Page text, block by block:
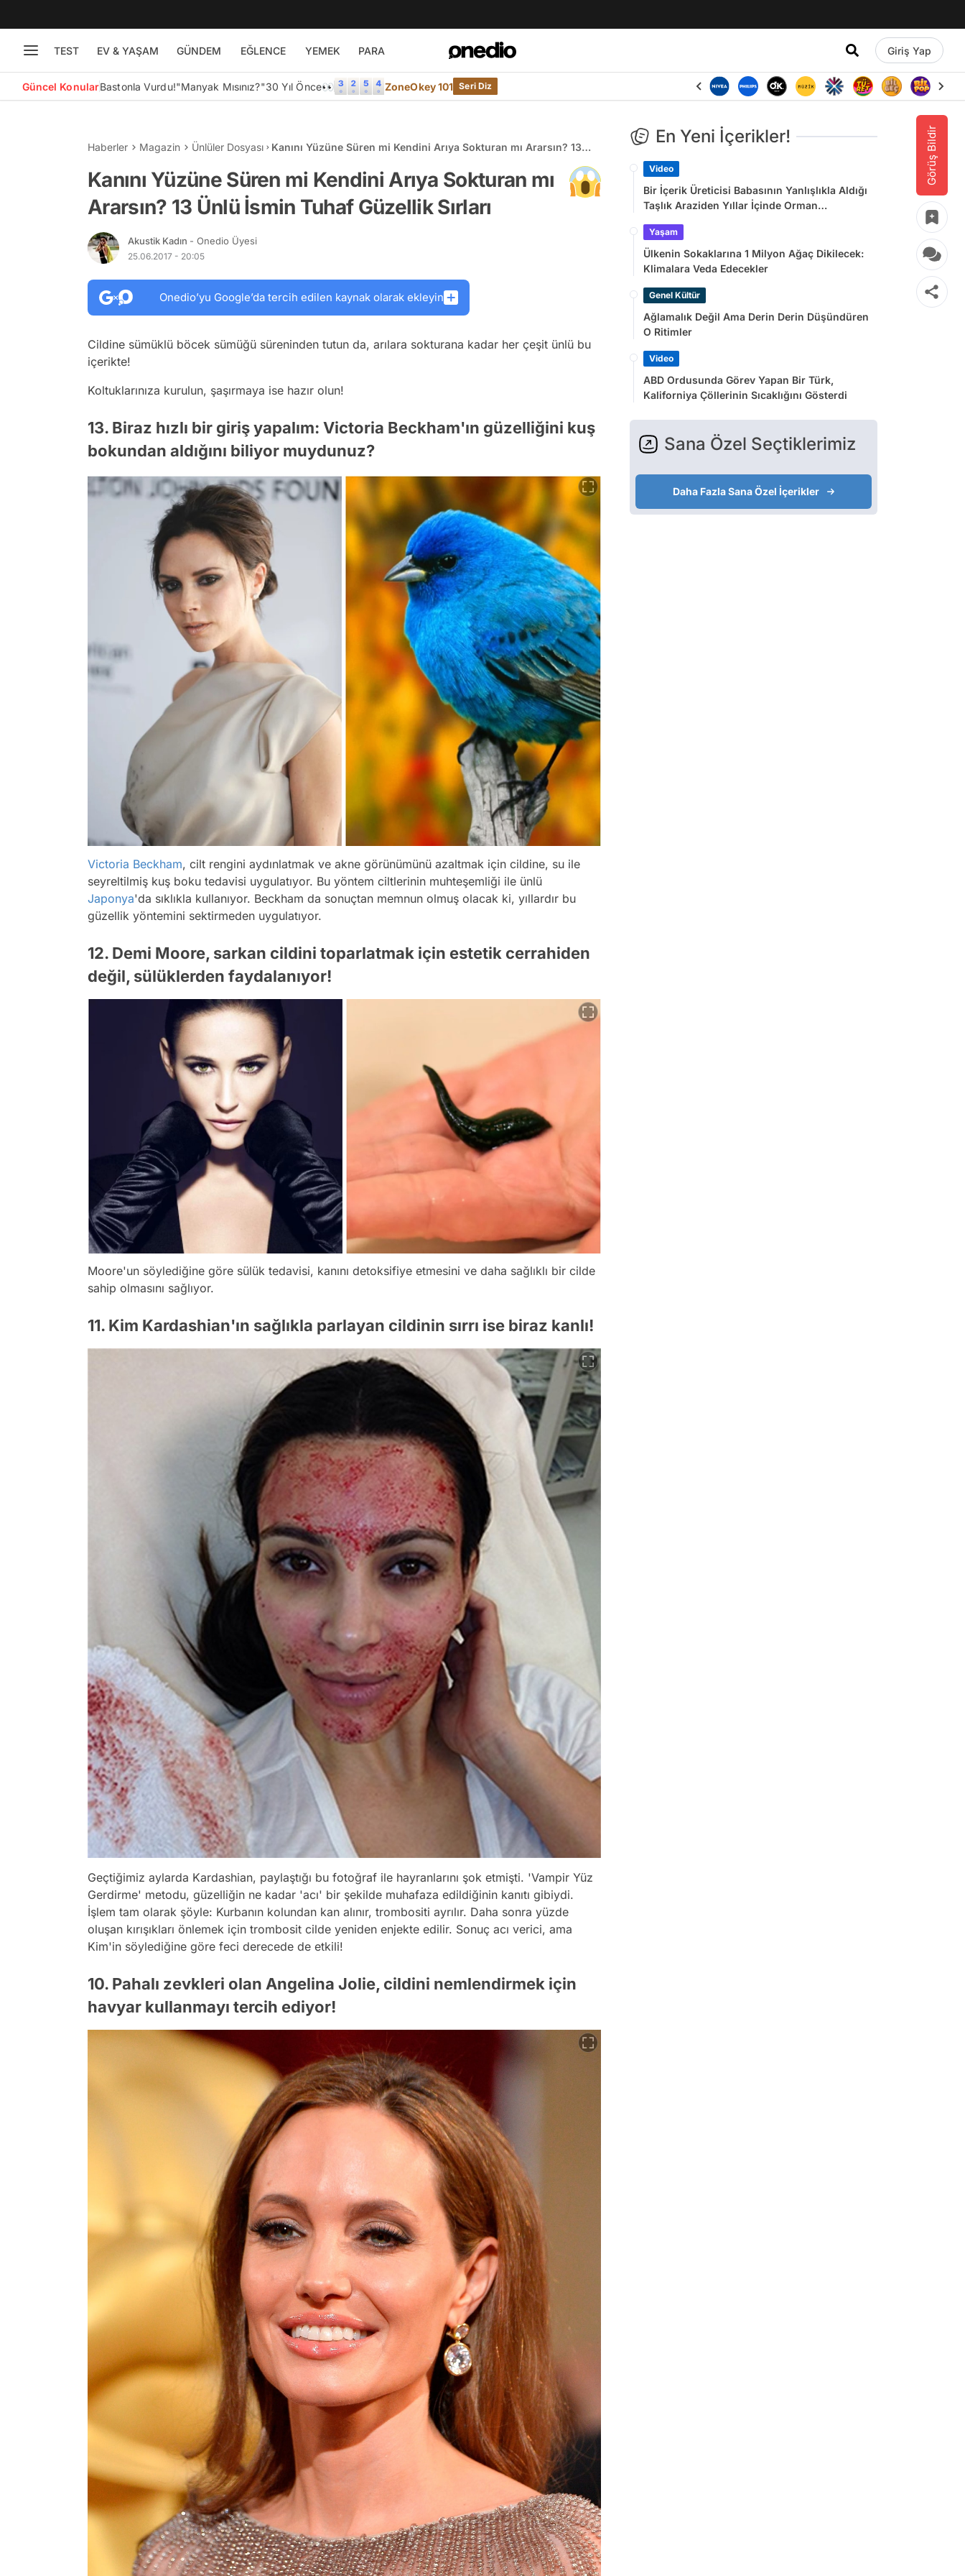
TEST EV & YAŞAM GÜNDEM EĞLENCE YEMEK PARA Giriş Yap
Güncel KonularBastonla Vurdu!"Manyak Mısınız?"30 Yıl Önce👀 ZoneOkey 101 Seri Diz
Görüş Bildir
Haberler Magazin Ünlüler Dosyası
Kanını Yüzüne Süren mi Kendini Arıya Sokturan mı Ararsın? 13
Kanını Yüzüne Süren mi Kendini Arıya Sokturan mı
Ararsın? 13 Ünlü İsmin Tuhaf Güzellik Sırları
Akustik Kadın - Onedio Üyesi
25.06.2017 - 20:05
Onedio’yu Google’da tercih edilen kaynak olarak ekleyin
Cildine sümüklü böcek sümüğü süreninden tutun da, arılara sokturana kadar her çeşit ünlü bu
içerikte!
Koltuklarınıza kurulun, şaşırmaya ise hazır olun!
13. Biraz hızlı bir giriş yapalım: Victoria Beckham'ın güzelliğini kuş
bokundan aldığını biliyor muydunuz?
Victoria Beckham, cilt rengini aydınlatmak ve akne görünümünü azaltmak için cildine, su ile
seyreltilmiş kuş boku tedavisi uygulatıyor. Bu yöntem ciltlerinin muhteşemliği ile ünlü
Japonya'da sıklıkla kullanıyor. Beckham da sonuçtan memnun olmuş olacak ki, yıllardır bu
güzellik yöntemini sektirmeden uygulatıyor.
12. Demi Moore, sarkan cildini toparlatmak için estetik cerrahiden
değil, sülüklerden faydalanıyor!
Moore'un söylediğine göre sülük tedavisi, kanını detoksifiye etmesini ve daha sağlıklı bir cilde
sahip olmasını sağlıyor.
11. Kim Kardashian'ın sağlıkla parlayan cildinin sırrı ise biraz kanlı!
Geçtiğimiz aylarda Kardashian, paylaştığı bu fotoğraf ile hayranlarını şok etmişti. 'Vampir Yüz
Gerdirme' metodu, güzelliğin ne kadar 'acı' bir şekilde muhafaza edildiğinin kanıtı gibiydi.
İşlem tam olarak şöyle: Kurbanın kolundan kan alınır, trombositi ayrılır. Daha sonra yüzde
oluşan kırışıkları önlemek için trombosit cilde yeniden enjekte edilir. Sonuç acı verici, ama
Kim'in söylediğine göre feci derecede de etkili!
10. Pahalı zevkleri olan Angelina Jolie, cildini nemlendirmek için
havyar kullanmayı tercih ediyor!
En Yeni İçerikler!
Video
Bir İçerik Üreticisi Babasının Yanlışlıkla Aldığı
Taşlık Araziden Yıllar İçinde Orman
Yaşam
Ülkenin Sokaklarına 1 Milyon Ağaç Dikilecek:
Klimalara Veda Edecekler
Genel Kültür
Ağlamalık Değil Ama Derin Derin Düşündüren
O Ritimler
Video
ABD Ordusunda Görev Yapan Bir Türk,
Kaliforniya Çöllerinin Sıcaklığını Gösterdi
Sana Özel Seçtiklerimiz
Daha Fazla Sana Özel İçerikler